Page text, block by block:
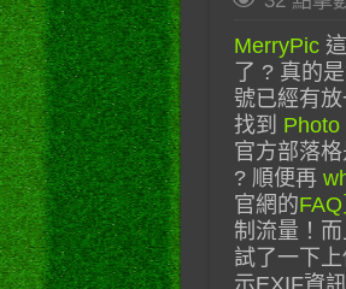
MerryPic這
了 ? 真的
號已經有
找到 Photo
官方部落
? 順便再
官網的
制流量！
試了一下